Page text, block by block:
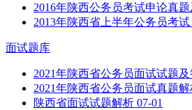
2016年陕西公务员考试申论真
2013年陕西省上半年公务员考
面试题库
2021年陕西省公务员面试试题
2021年陕西省公务员面试真题
陕西省面试试题解析 07-01